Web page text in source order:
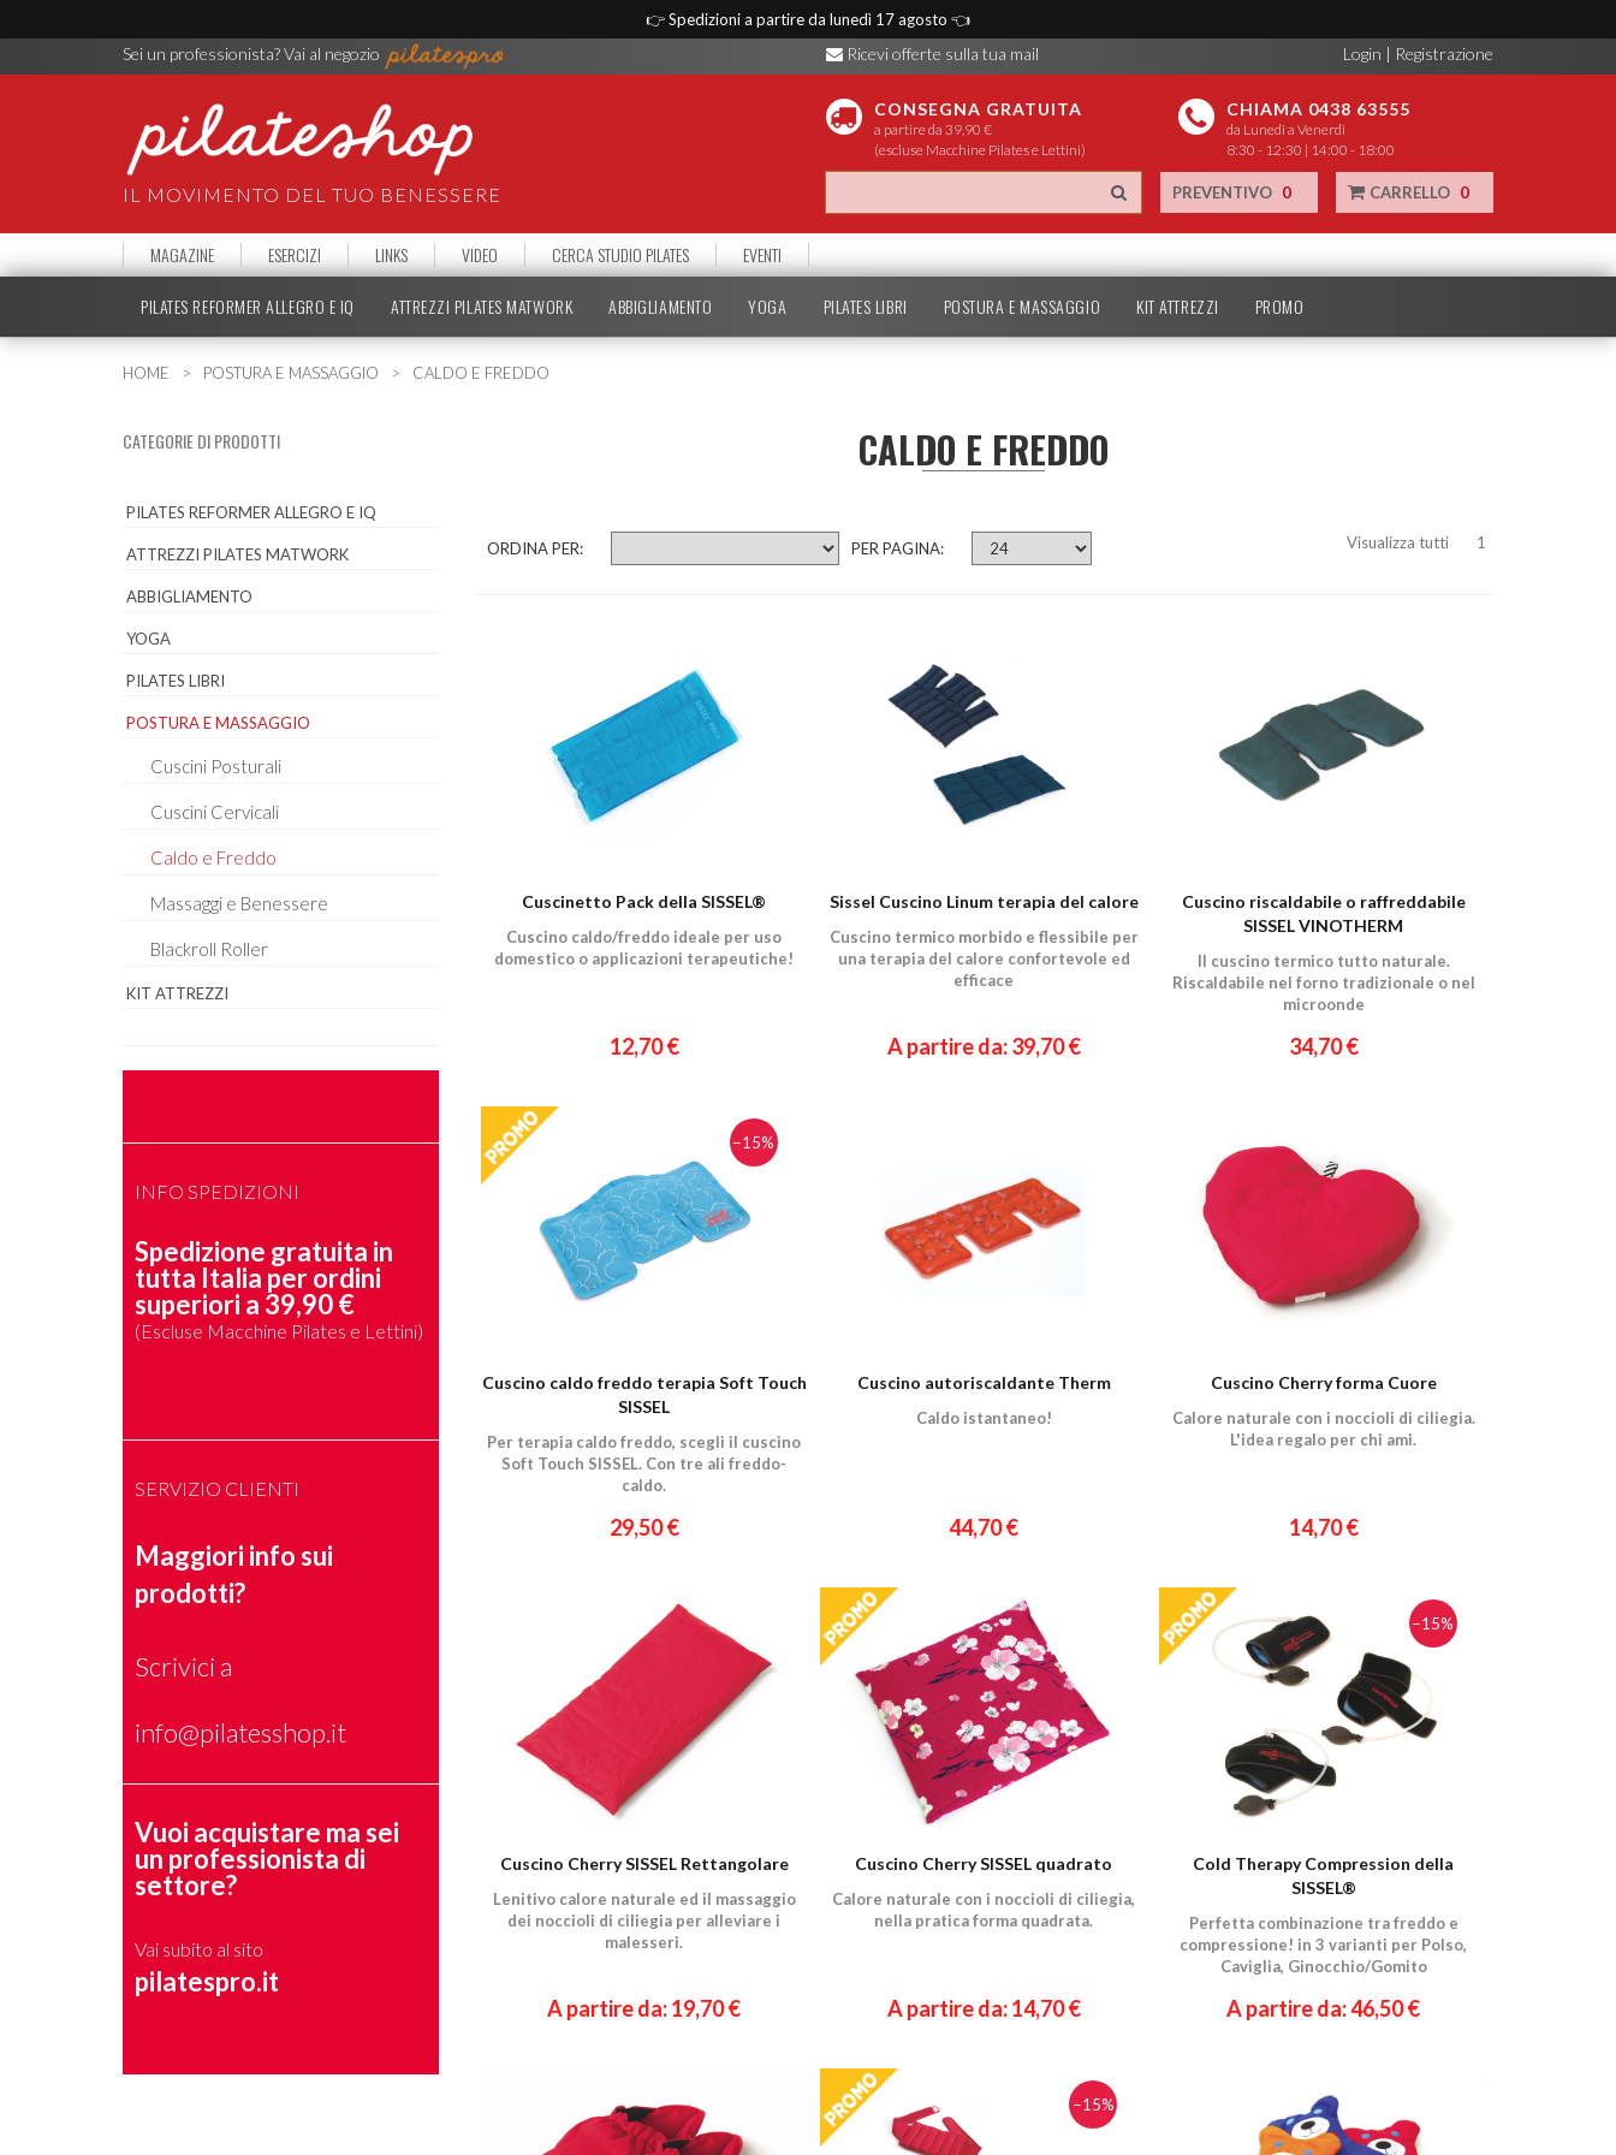
👉Spedizioni a partire da lunedì 17 agosto 👈
Sei un professionista? Vai al negozio Ricevi offerte sulla tua mail Login | Registrazione
IL MOVIMENTO DEL TUO BENESSERE
CONSEGNA GRATUITA
a partire da 39,90 €
(escluse Macchine Pilates e Lettini)
CHIAMA 0438 63555
da Lunedì a Venerdì
8:30 - 12:30 | 14:00 - 18:00
PREVENTIVO 0 CARRELLO 0
MAGAZINE ESERCIZI LINKS VIDEO CERCA STUDIO PILATES EVENTI
PILATES REFORMER ALLEGRO E IQ ATTREZZI PILATES MATWORK ABBIGLIAMENTO YOGA PILATES LIBRI POSTURA E MASSAGGIO KIT ATTREZZI PROMO
HOME POSTURA E MASSAGGIO CALDO E FREDDO
CATEGORIE DI PRODOTTI
PILATES REFORMER ALLEGRO E IQ
ATTREZZI PILATES MATWORK
ABBIGLIAMENTO
YOGA
PILATES LIBRI
POSTURA E MASSAGGIO
Cuscini Posturali
Cuscini Cervicali
Caldo e Freddo
Massaggi e Benessere
Blackroll Roller
KIT ATTREZZI
INFO SPEDIZIONI
Spedizione gratuita in
tutta Italia per ordini
superiori a 39,90 €
(Escluse Macchine Pilates e Lettini)
SERVIZIO CLIENTI
Maggiori info sui
prodotti?
Scrivici a
info@pilatesshop.it
Vuoi acquistare ma sei
un professionista di
settore?
Vai subito al sito
pilatespro.it
CALDO E FREDDO
ORDINA PER: PER PAGINA: Visualizza tutti 1
Cuscinetto Pack della SISSEL®
Cuscino caldo/freddo ideale per uso
domestico o applicazioni terapeutiche!
12,70 €
Sissel Cuscino Linum terapia del calore
Cuscino termico morbido e flessibile per
una terapia del calore confortevole ed
efficace
A partire da: 39,70 €
Cuscino riscaldabile o raffreddabile
SISSEL VINOTHERM
Il cuscino termico tutto naturale.
Riscaldabile nel forno tradizionale o nel
microonde
34,70 €
−15%
Cuscino caldo freddo terapia Soft Touch
SISSEL
Per terapia caldo freddo, scegli il cuscino
Soft Touch SISSEL. Con tre ali freddo-
caldo.
29,50 €
Cuscino autoriscaldante Therm
Caldo istantaneo!
44,70 €
Cuscino Cherry forma Cuore
Calore naturale con i noccioli di ciliegia.
L'idea regalo per chi ami.
14,70 €
Cuscino Cherry SISSEL Rettangolare
Lenitivo calore naturale ed il massaggio
dei noccioli di ciliegia per alleviare i
malesseri.
A partire da: 19,70 €
Cuscino Cherry SISSEL quadrato
Calore naturale con i noccioli di ciliegia,
nella pratica forma quadrata.
A partire da: 14,70 €
−15%
Cold Therapy Compression della
SISSEL®
Perfetta combinazione tra freddo e
compressione! in 3 varianti per Polso,
Caviglia, Ginocchio/Gomito
A partire da: 46,50 €
−15%